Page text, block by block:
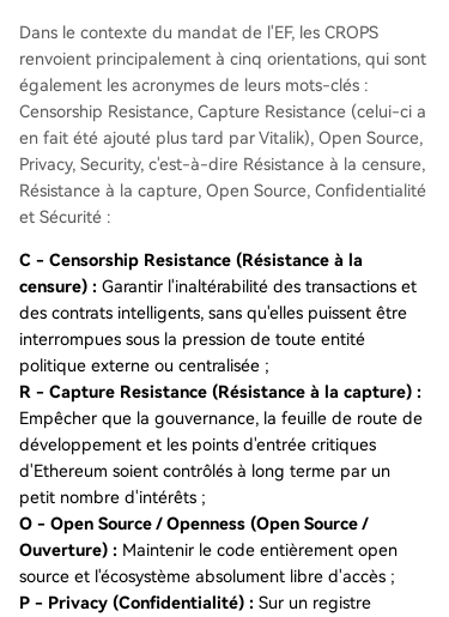
Dans le contexte du mandat de l'EF, les CROPS
renvoient principalement à cinq orientations, qui sont
également les acronymes de leurs mots-clés :
Censorship Resistance, Capture Resistance (celui-ci a
en fait été ajouté plus tard par Vitalik), Open Source,
Privacy, Security, c'est-à-dire Résistance à la censure,
Résistance à la capture, Open Source, Confidentialité
et Sécurité :
C - Censorship Resistance (Résistance à la
censure) : Garantir l'inaltérabilité des transactions et
des contrats intelligents, sans qu'elles puissent être
interrompues sous la pression de toute entité
politique externe ou centralisée ;
R - Capture Resistance (Résistance à la capture) :
Empêcher que la gouvernance, la feuille de route de
développement et les points d'entrée critiques
d'Ethereum soient contrôlés à long terme par un
petit nombre d'intérêts ;
O - Open Source / Openness (Open Source /
Ouverture) : Maintenir le code entièrement open
source et l'écosystème absolument libre d'accès ;
P - Privacy (Confidentialité) : Sur un registre